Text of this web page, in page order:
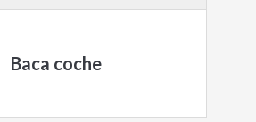
Baca coche